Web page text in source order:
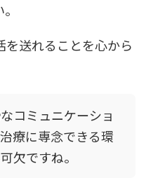
を送れることを心から
コミュニケーショ
療に専念できる環
欠ですね。